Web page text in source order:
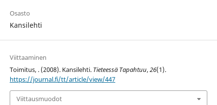
Osasto
Kansilehti
Viittaaminen
Toimitus, . (2008). Kansilehti. Tieteessä Tapahtuu,26(1).
https://journal.fi/tt/article/view/447
Viittausmuodot